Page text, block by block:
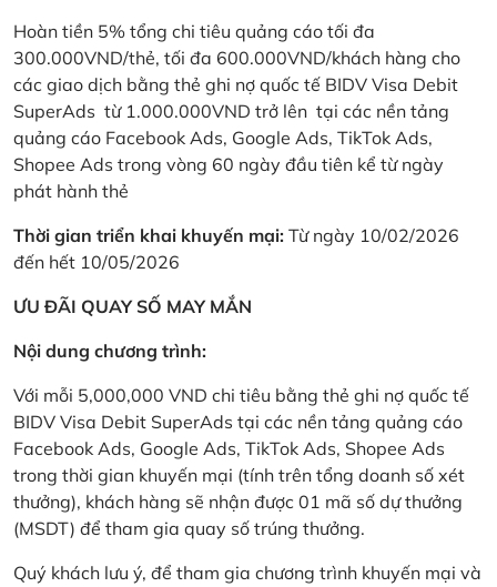
Hoàn tiền 5% tổng chi tiêu quảng cáo tối đa
300.000VND/thẻ, tối đa 600.000VND/khách hàng cho
các giao dịch bằng thẻ ghi nợ quốc tế BIDV Visa Debit
SuperAds từ 1.000.000VND trở lên tại các nền tảng
quảng cáo Facebook Ads, Google Ads, TikTok Ads,
Shopee Ads trong vòng 60 ngày đầu tiên kể từ ngày
phát hành thẻ
Thời gian triển khai khuyến mại: Từ ngày 10/02/2026
đến hết 10/05/2026
ƯU ĐÃI QUAY SỐ MAY MẮN
Nội dung chương trình:
Với mỗi 5,000,000 VND chi tiêu bằng thẻ ghi nợ quốc tế
BIDV Visa Debit SuperAds tại các nền tảng quảng cáo
Facebook Ads, Google Ads, TikTok Ads, Shopee Ads
trong thời gian khuyến mại (tính trên tổng doanh số xét
thưởng), khách hàng sẽ nhận được 01 mã số dự thưởng
(MSDT) để tham gia quay số trúng thưởng.
Quý khách lưu ý, để tham gia chương trình khuyến mại và